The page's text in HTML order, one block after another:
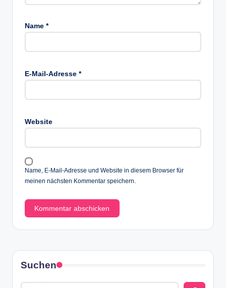
Name *
E-Mail-Adresse *
Website
Name, E-Mail-Adresse und Website in diesem Browser für
meinen nächsten Kommentar speichern.
Suchen